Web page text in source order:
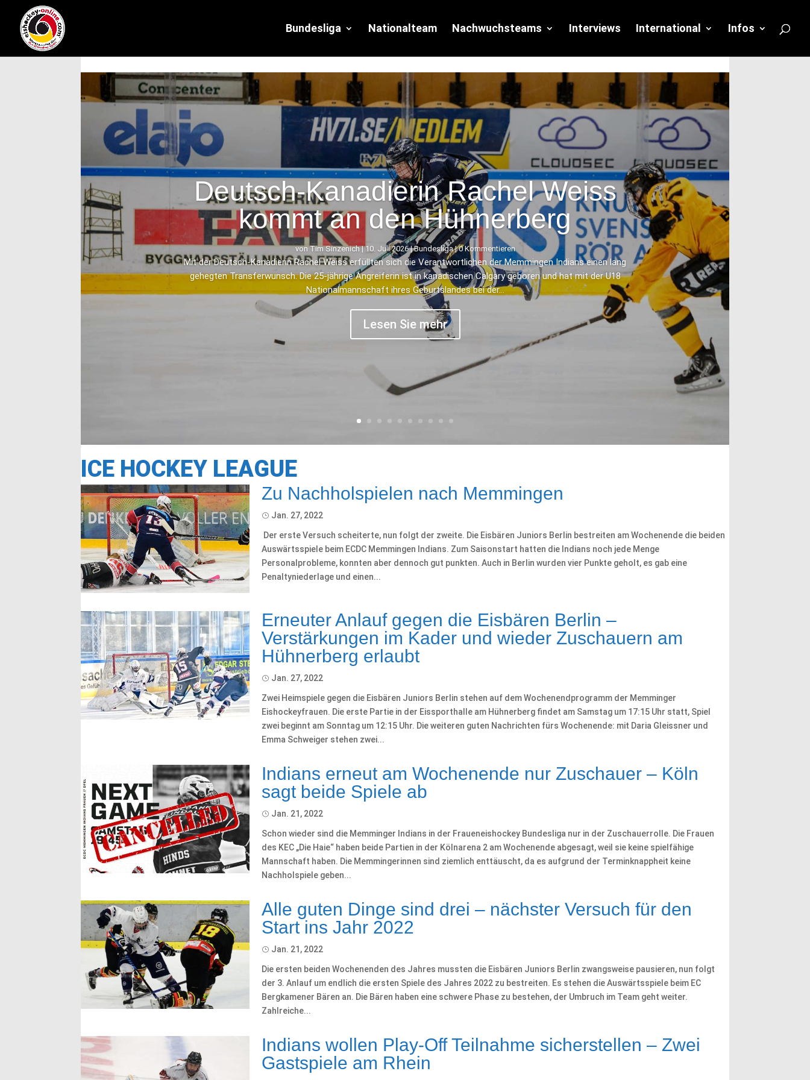
Bundesliga Nationalteam Nachwuchsteams Interviews International Infos
Deutsch-Kanadierin Rachel Weiss
kommt an den Hühnerberg
vonTim Sinzenich|10. Juli 2026|Bundesliga| 0 Kommentieren
Mit der Deutsch-Kanadierin Rachel Weiss erfüllten sich die Verantwortlichen der Memmingen Indians einen lang
gehegten Transferwunsch. Die 25-jährige Angreiferin ist in kanadischen Calgary geboren und hat mit der U18
Nationalmannschaft ihres Geburtslandes bei der...
Lesen Sie mehr
ICE HOCKEY LEAGUE
Zu Nachholspielen nach Memmingen
Jan. 27, 2022
​ Der erste Versuch scheiterte, nun folgt der zweite. Die Eisbären Juniors Berlin bestreiten am Wochenende die beiden
Auswärtsspiele beim ECDC Memmingen Indians. Zum Saisonstart hatten die Indians noch jede Menge
Personalprobleme, konnten aber dennoch gut punkten. Auch in Berlin wurden vier Punkte geholt, es gab eine
Penaltyniederlage und einen...
Erneuter Anlauf gegen die Eisbären Berlin –
Verstärkungen im Kader und wieder Zuschauern am
Hühnerberg erlaubt
Jan. 27, 2022
Zwei Heimspiele gegen die Eisbären Juniors Berlin stehen auf dem Wochenendprogramm der Memminger
Eishockeyfrauen. Die erste Partie in der Eissporthalle am Hühnerberg findet am Samstag um 17:15 Uhr statt, Spiel
zwei beginnt am Sonntag um 12:15 Uhr. Die weiteren guten Nachrichten fürs Wochenende: mit Daria Gleissner und
Emma Schweiger stehen zwei...
Indians erneut am Wochenende nur Zuschauer – Köln
sagt beide Spiele ab
Jan. 21, 2022
Schon wieder sind die Memminger Indians in der Fraueneishockey Bundesliga nur in der Zuschauerrolle. Die Frauen
des KEC „Die Haie“ haben beide Partien in der Kölnarena 2 am Wochenende abgesagt, weil sie keine spielfähige
Mannschaft haben. Die Memmingerinnen sind ziemlich enttäuscht, da es aufgrund der Terminknappheit keine
Nachholspiele geben...
Alle guten Dinge sind drei – nächster Versuch für den
Start ins Jahr 2022
Jan. 21, 2022
Die ersten beiden Wochenenden des Jahres mussten die Eisbären Juniors Berlin zwangsweise pausieren, nun folgt
der 3. Anlauf um endlich die ersten Spiele des Jahres 2022 zu bestreiten. Es stehen die Auswärtsspiele beim EC
Bergkamener Bären an. Die Bären haben eine schwere Phase zu bestehen, der Umbruch im Team geht weiter.
Zahlreiche...
Indians wollen Play-Off Teilnahme sicherstellen – Zwei
Gastspiele am Rhein